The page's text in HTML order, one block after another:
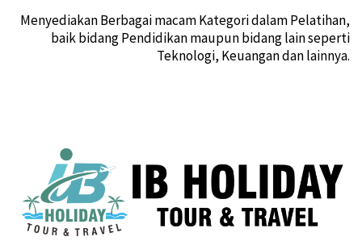
Menyediakan Berbagai macam Kategori dalam Pelatihan,
baik bidang Pendidikan maupun bidang lain seperti
Teknologi, Keuangan dan lainnya.